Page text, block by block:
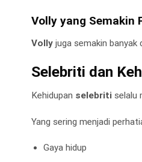
Volly yang Semakin
Volly juga semakin banyak
Selebriti dan
Kehidupan selebriti selalu
Yang sering menjadi
Gaya hidup